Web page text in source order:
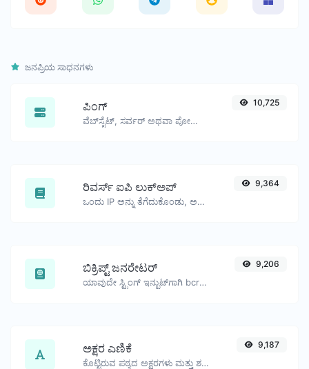
ಜನಪ್ರಿಯ ಸಾಧನಗಳು
ಪಿಂಗ್
ವೆಬ್‌ಸೈಟ್, ಸರ್ವರ್ ಅಥವಾ ಪೋರ್ಟ್‌ಗೆ ಪಿಂಗ್ ಮಾಡಿ.
10,725
ರಿವರ್ಸ್ ಐಪಿ ಲುಕ್‌ಅಪ್
ಒಂದು IP ಅನ್ನು ತೆಗೆದುಕೊಂಡು, ಅದಕ್ಕೆ ಸಂಬಂಧಿಸಿದ ಡೊಮೇನ್/ಹೋಸ್ಟ್ ಅನ್ನು ಹುಡುಕಲು ಪ್ರಯತ್ನಿಸಿ.
9,364
ಬಿಕ್ರಿಪ್ಟ್ ಜನರೇಟರ್
ಯಾವುದೇ ಸ್ಟ್ರಿಂಗ್ ಇನ್ಪುಟ್‌ಗಾಗಿ bcrypt ಪಾಸ್‌ವರ್ಡ್ ಹ್ಯಾಶ್ ಅನ್ನು ಉತ್ಪಾದಿಸಿ.
9,206
ಅಕ್ಷರ ಎಣಿಕೆ
ಕೊಟ್ಟಿರುವ ಪಠ್ಯದ ಅಕ್ಷರಗಳು ಮತ್ತು ಶಬ್ದಗಳ ಸಂಖ್ಯೆಯನ್ನು ಎಣಿಸಿ.
9,187